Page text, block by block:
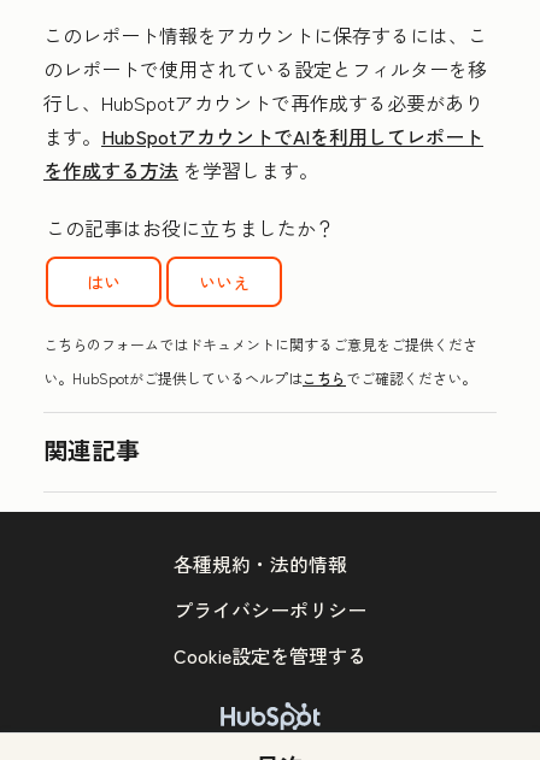
このレポート情報をアカウントに保存するには、こ
のレポートで使用されている設定とフィルターを移
行し、HubSpotアカウントで再作成する必要があり
ます。 HubSpotアカウントでAIを利用してレポート
を作成する方法 を学習します。
この記事はお役に立ちましたか？
はい いいえ
こちらのフォームではドキュメントに関するご意見をご提供くださ
い。HubSpotがご提供しているヘルプはこちらでご確認ください。
関連記事
各種規約・法的情報
プライバシーポリシー
Cookie設定を管理する